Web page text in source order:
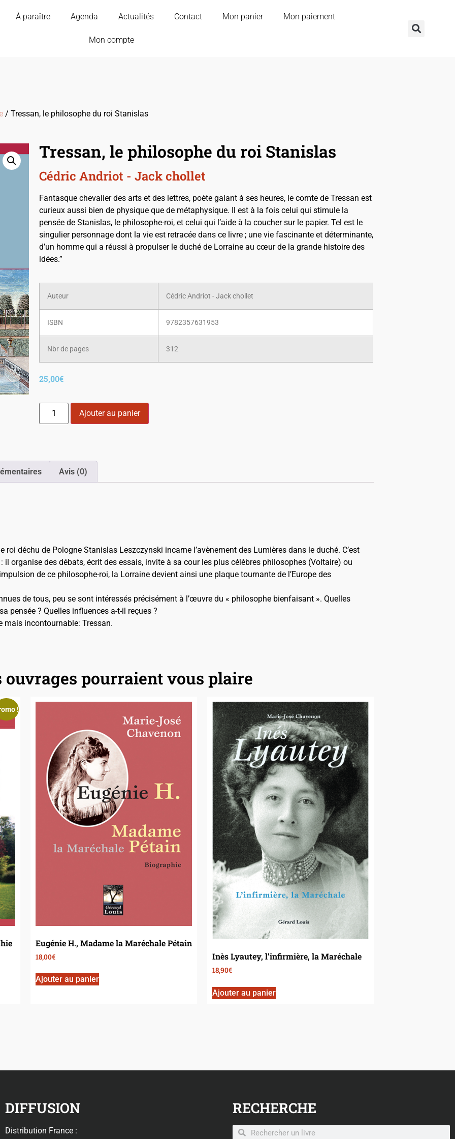
À paraître Agenda Actualités Contact Mon panier Mon paiement
Mon compte
/ Tressan, le philosophe du roi Stanislas
Tressan, le philosophe du roi Stanislas
Cédric Andriot - Jack chollet
Fantasque chevalier des arts et des lettres, poète galant à ses heures, le comte de Tressan est
curieux aussi bien de physique que de métaphysique. Il est à la fois celui qui stimule la
pensée de Stanislas, le philosophe-roi, et celui qui l’aide à la coucher sur le papier. Tel est le
singulier personnage dont la vie est retracée dans ce livre ; une vie fascinante et déterminante,
d’un homme qui a réussi à propulser le duché de Lorraine au cœur de la grande histoire des
idées.”
Auteur Cédric Andriot - Jack chollet
ISBN 9782357631953
Nbr de pages 312
25,00€
Ajouter au panier
Avis (0)
roi déchu de Pologne Stanislas Leszczynski incarne l’avènement des Lumières dans le duché. C’est
organise des débats, écrit des essais, invite à sa cour les plus célèbres philosophes (Voltaire) ou
de ce philosophe-roi, la Lorraine devient ainsi une plaque tournante de l’Europe des
de tous, peu se sont intéressés précisément à l’œuvre du « philosophe bienfaisant ». Quelles
pensée ? Quelles influences a-t-il reçues ?
mais incontournable: Tressan.
ouvrages pourraient vous plaire
!
Eugénie H., Madame la Maréchale Pétain
18,00€
Ajouter au panier
Inès Lyautey, l’infirmière, la Maréchale
18,90€
Ajouter au panier
DIFFUSION
Distribution France :
RECHERCHE